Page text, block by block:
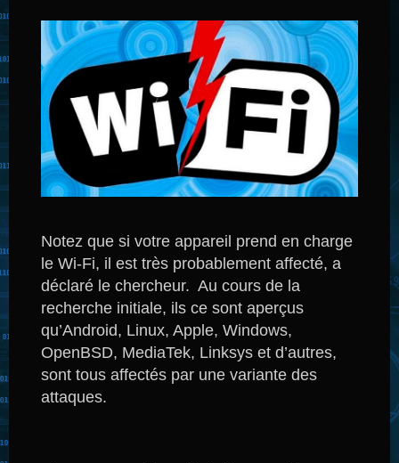
Notez que si votre appareil prend en charge
le Wi-Fi, il est très probablement affecté, a
déclaré le chercheur. Au cours de la
recherche initiale, ils ce sont aperçus
qu’Android, Linux, Apple, Windows,
OpenBSD, MediaTek, Linksys et d’autres,
sont tous affectés par une variante des
attaques.